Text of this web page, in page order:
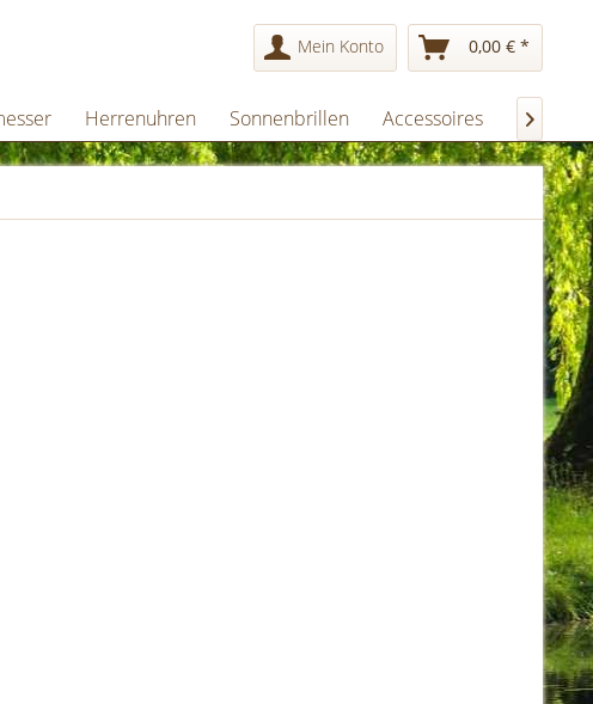
Mein Konto 0,00 € *
Herrenuhren Sonnenbrillen Accessoires 